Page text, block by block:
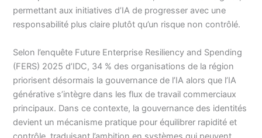
permettant aux initiatives d’IA de progresser avec une
responsabilité plus claire plutôt qu’un risque non contrôlé.
Selon l’enquête Future Enterprise Resiliency and Spending
(FERS) 2025 d’IDC, 34 % des organisations de la région
priorisent désormais la gouvernance de l’IA alors que l’IA
générative s’intègre dans les flux de travail commerciaux
principaux. Dans ce contexte, la gouvernance des identités
devient un mécanisme pratique pour équilibrer rapidité et